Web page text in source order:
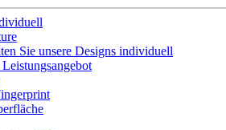
Sie unsere Designs individuell